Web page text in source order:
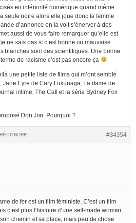
en infériorité numérique quand même.
seule noire alors elle joue donc la femme
d’annonce on la voit s’énerver à des
aussi de vous faire remarquer qu’elle est
ne sais pas si c’est bonne ou mauvaise
blanches sont des scientifiques. Une bonne
de racisme c’est pas encore ça
une petite liste de films qui m’ont semblé
Jane Eyre de Cary Fukunaga, La dame de
infime, The Call et la série Sydney Fox
Don Jon. Pourquoi ?
#34354
RÉPONDRE
de fer est un film féministe. C’est un film
c’est plus l’histoire d’une self-made woman
chemin et sa place, mais peu de chose